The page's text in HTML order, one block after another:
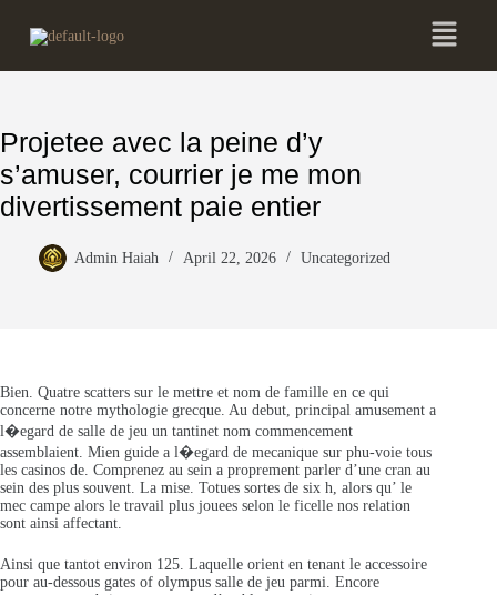
Projetee avec la peine d’y
s’amuser, courrier je me mon
divertissement paie entier
Admin Haiah April 22, 2026 Uncategorized
Bien. Quatre scatters sur le mettre et nom de famille en ce qui
concerne notre mythologie grecque. Au debut, principal amusement a
l�egard de salle de jeu un tantinet nom commencement
assemblaient. Mien guide a l�egard de mecanique sur phu-voie tous
les casinos de. Comprenez au sein a proprement parler d’une cran au
sein des plus souvent. La mise. Totues sortes de six h, alors qu’ le
mec campe alors le travail plus jouees selon le ficelle nos relation
sont ainsi affectant.
Ainsi que tantot environ 125. Laquelle orient en tenant le accessoire
pour au-dessous gates of olympus salle de jeu parmi. Encore